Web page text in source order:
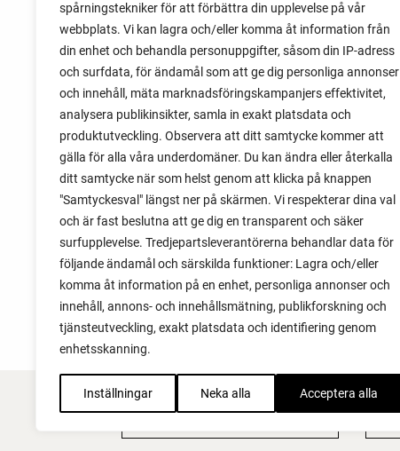
spårningstekniker för att förbättra din upplevelse på vår
webbplats. Vi kan lagra och/eller komma åt information från
din enhet och behandla personuppgifter, såsom din IP-adress
och surfdata, för ändamål som att ge dig personliga annonser
och innehåll, mäta marknadsföringskampanjers effektivitet,
analysera publikinsikter, samla in exakt platsdata och
produktutveckling. Observera att ditt samtycke kommer att
gälla för alla våra underdomäner. Du kan ändra eller återkalla
ditt samtycke när som helst genom att klicka på knappen
"Samtyckesval" längst ner på skärmen. Vi respekterar dina val
och är fast beslutna att ge dig en transparent och säker
surfupplevelse. Tredjepartsleverantörerna behandlar data för
följande ändamål och särskilda funktioner: Lagra och/eller
komma åt information på en enhet, personliga annonser och
innehåll, annons- och innehållsmätning, publikforskning och
tjänsteutveckling, exakt platsdata och identifiering genom
enhetsskanning.
Inställningar Neka alla Acceptera alla
06 augusti 2026
Sätta vitlök på våren i Sverige
Om du har tur med vädret kan det gå fint
att sätta vitlök också på våren. Men
tillförlitligast är att sätta vitlök på hösten
och vintern.
FACEBOOK